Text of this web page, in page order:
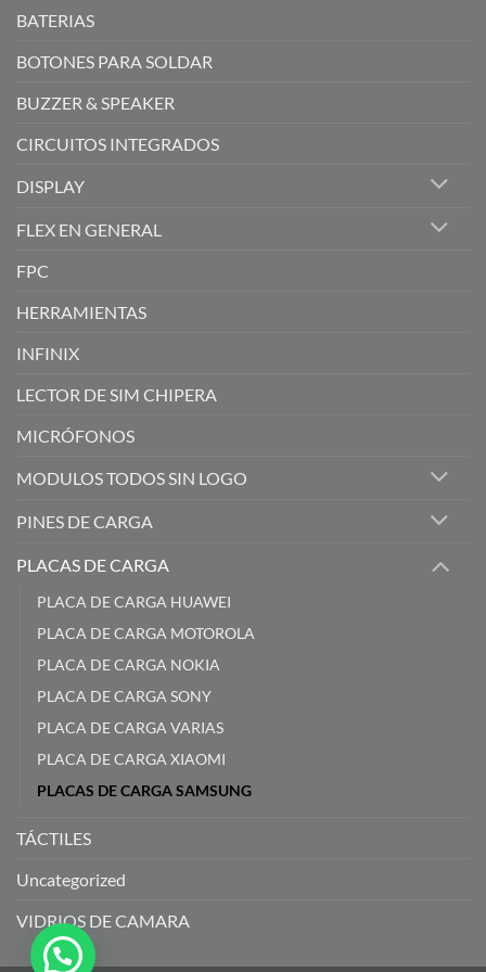
BATERIAS
BOTONES PARA SOLDAR
BUZZER & SPEAKER
CIRCUITOS INTEGRADOS
DISPLAY
FLEX EN GENERAL
FPC
HERRAMIENTAS
INFINIX
LECTOR DE SIM CHIPERA
MICRÓFONOS
MODULOS TODOS SIN LOGO
PINES DE CARGA
PLACAS DE CARGA
PLACA DE CARGA HUAWEI
PLACA DE CARGA MOTOROLA
PLACA DE CARGA NOKIA
PLACA DE CARGA SONY
PLACA DE CARGA VARIAS
PLACA DE CARGA XIAOMI
PLACAS DE CARGA SAMSUNG
TÁCTILES
Uncategorized
VIDRIOS DE CAMARA